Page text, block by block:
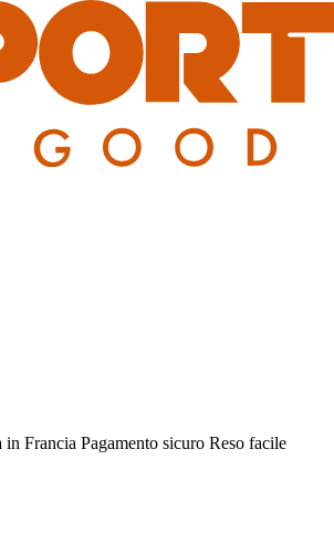
in Francia Pagamento sicuro Reso facile